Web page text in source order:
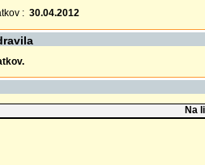
: 30.04.2012
Na